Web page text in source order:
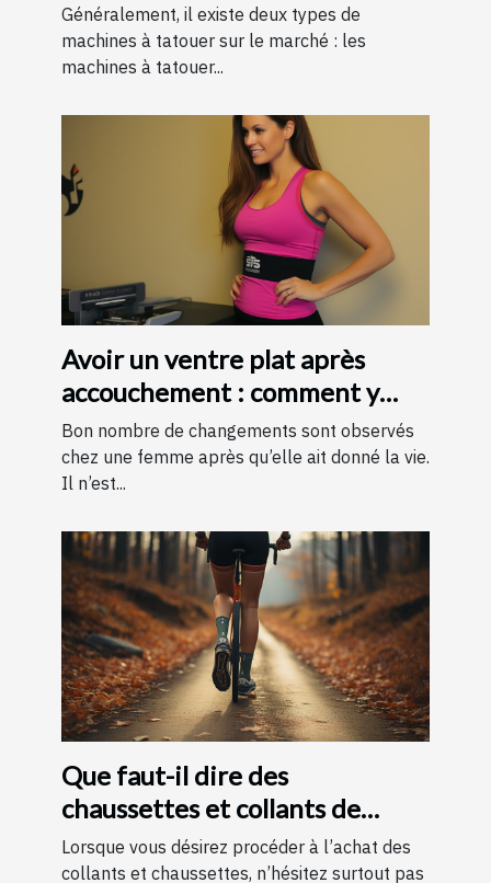
Généralement, il existe deux types de
machines à tatouer sur le marché : les
machines à tatouer...
Avoir un ventre plat après
accouchement : comment y
parvenir ?
Bon nombre de changements sont observés
chez une femme après qu’elle ait donné la vie.
Il n’est...
Que faut-il dire des
chaussettes et collants de
contention ?
Lorsque vous désirez procéder à l’achat des
collants et chaussettes, n’hésitez surtout pas